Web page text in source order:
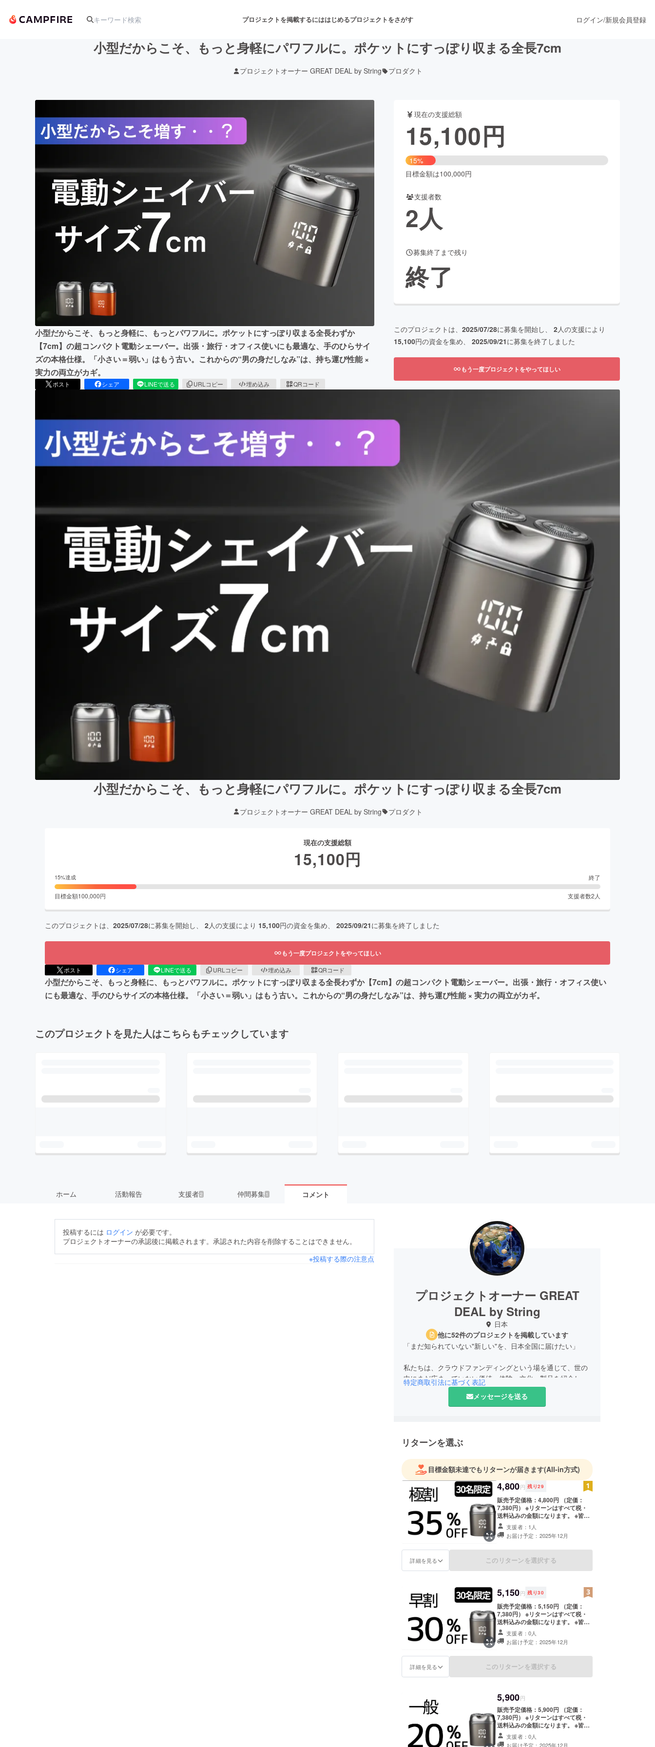
プロジェクトを掲載するにははじめるプロジェクトをさがす
アート・写真 音楽 舞台・パフォーマンス
テクノロジー・ガジェット ゲーム・サービス開発 フード・飲食店 ファッション
映像・映画 書籍・雑誌出版 アニメ・漫画
ビジネス・起業 チャレンジ ビューティー・ヘルスケア
まちづくり・地域活性化
CAMPFIRE for Social GoodCAMPFIRE Creation
CAMPFIREふるさと納税machi-ya
ログイン/新規会員登録
小型だからこそ、もっと身軽にパワフルに。ポケットにすっぽり収まる全長7cm
プロジェクトオーナー GREAT DEAL by String プロダクト
小型だからこそ、もっと身軽に、もっとパワフルに。ポケットにすっぽり収まる全長わずか
【7cm】の超コンパクト電動シェーバー。出張・旅行・オフィス使いにも最適な、手のひらサイ
ズの本格仕様。「小さい＝弱い」はもう古い。これからの“男の身だしなみ”は、持ち運び性能 ×
実力の両立がカギ。
ポスト シェア LINEで送る URLコピー 埋め込み QRコード
現在の支援総額
15,100円
15%
目標金額は100,000円
支援者数
2人
募集終了まで残り
終了
このプロジェクトは、 2025/07/28に募集を開始し、 2人の支援により
15,100円の資金を集め、 2025/09/21に募集を終了しました
もう一度プロジェクトをやってほしい
小型だからこそ、もっと身軽にパワフルに。ポケットにすっぽり収まる全長7cm
プロジェクトオーナー GREAT DEAL by String プロダクト
現在の支援総額
15,100円
15%達成 終了
目標金額100,000円 支援者数2 人
このプロジェクトは、 2025/07/28に募集を開始し、 2人の支援により 15,100円の資金を集め、 2025/09/21に募集を終了しました
もう一度プロジェクトをやってほしい
ポスト シェア LINEで送る URLコピー 埋め込み QRコード
小型だからこそ、もっと身軽に、もっとパワフルに。ポケットにすっぽり収まる全長わずか【7cm】の超コンパクト電動シェーバー。出張・旅行・オフィス使い
にも最適な、手のひらサイズの本格仕様。「小さい＝弱い」はもう古い。これからの“男の身だしなみ”は、持ち運び性能 × 実力の両立がカギ。
このプロジェクトを見た人はこちらもチェックしています
ホーム 活動報告 支援者 2 仲間募集 1 コメント
投稿するには ログイン が必要です。
プロジェクトオーナーの承認後に掲載されます。承認された内容を削除することはできません。
※投稿する際の注意点
プロジェクトオーナー GREAT
DEAL by String
日本
他に52件のプロジェクトを掲載しています
「まだ知られていない"新しい"を、日本全国に届けたい」
私たちは、クラウドファンディングという場を通じて、世の
中にまだ広まっていない価値・体験・文化・製品を紹介し、
共感と応援の輪を広げることを目指しています。
ような挑戦を続けていきます。
みなさんの応援が、未来の定番をつくります。
特定商取引法に基づく表記
メッセージを送る
リターンを選ぶ
目標金額未達でもリターンが届きます(All-in方式)
4,800円 残り29
販売予定価格：4,800円 （定価：
7,380円） ※リターンはすべて税・
送料込みの金額になります。 ※皆様
の支援により量産効率が向上した場
合、正規販売価格が販売予定価格よ
り下がる可能性もございます。 類似
お願い致します。 【配送時期】 商
品到着は2025年12月を想定してお
が遅れる場合がございます。 ※商品
代を安くする為に工数削減をしてお
り出荷連絡は致しません。活動報告
をご覧ください。 ※配送時間の指定
は承っておりません。万が一ご不在
の場合は、不在票がポストに投函さ
れますので、お手数ですが再配達の
手続きをご自身でお願い申し上げま
す。 ※保管期限超過などにより荷物
が弊社へ返送された場合、再送手数
料および送料（1,800円）をご負担
いただきます。
支援者：1人
お届け予定：2025年12月
詳細を見る このリターンを選択する
5,150円 残り30
販売予定価格：5,150円 （定価：
7,380円） ※リターンはすべて税・
送料込みの金額になります。 ※皆様
の支援により量産効率が向上した場
合、正規販売価格が販売予定価格よ
り下がる可能性もございます。 類似
お願い致します。 【配送時期】 商
品到着は2025年12月を想定してお
代を安くする為に工数削減をしてお
り出荷連絡は致しません。活動報告
をご覧ください。 ※配送時間の指定
は承っておりません。万が一ご不在
の場合は、不在票がポストに投函さ
れますので、お手数ですが再配達の
支援者：0人
お届け予定：2025年12月
詳細を見る このリターンを選択する
5,900円
販売予定価格：5,900円 （定価：
7,380円） ※リターンはすべて税・
送料込みの金額になります。 ※皆様
の支援により量産効率が向上した場
合、正規販売価格が販売予定価格よ
支援者：0人
お届け予定：2025年12月